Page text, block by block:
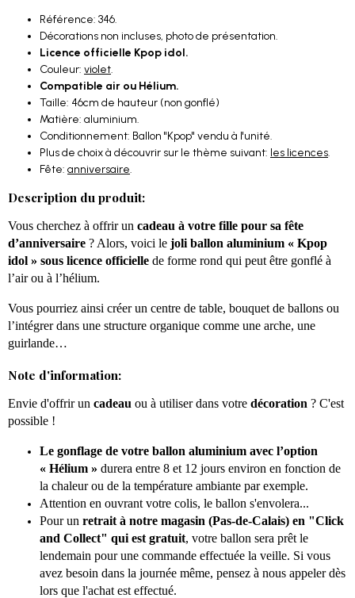
Référence: 346.
Décorations non incluses, photo de présentation.
Licence officielle Kpop idol.
Couleur: violet.
Compatible air ou Hélium.
Taille: 46cm de hauteur (non gonflé)
Matière: aluminium.
Conditionnement: Ballon "Kpop" vendu à l'unité.
Plus de choix à découvrir sur le thème suivant: les licences.
Fête: anniversaire.
Description du produit:
Vous cherchez à offrir un cadeau à votre fille pour sa fête
d’anniversaire ? Alors, voici le joli ballon aluminium « Kpop
idol » sous licence officielle de forme rond qui peut être gonflé à
l’air ou à l’hélium.
Vous pourriez ainsi créer un centre de table, bouquet de ballons ou
l’intégrer dans une structure organique comme une arche, une
guirlande…
Note d'information:
Envie d'offrir un cadeau ou à utiliser dans votre décoration ? C'est
possible !
Le gonflage de votre ballon aluminium avec l’option
« Hélium » durera entre 8 et 12 jours environ en fonction de
la chaleur ou de la température ambiante par exemple.
Attention en ouvrant votre colis, le ballon s'envolera...
Pour un retrait à notre magasin (Pas-de-Calais) en "Click
and Collect" qui est gratuit, votre ballon sera prêt le
lendemain pour une commande effectuée la veille. Si vous
avez besoin dans la journée même, pensez à nous appeler dès
lors que l'achat est effectué.